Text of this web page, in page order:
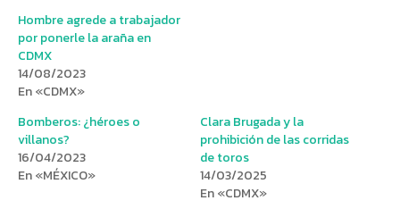
Hombre agrede a trabajador
por ponerle la araña en
CDMX
14/08/2023
En «CDMX»
Bomberos: ¿héroes o
villanos?
16/04/2023
En «MÉXICO»
Clara Brugada y la
prohibición de las corridas
de toros
14/03/2025
En «CDMX»